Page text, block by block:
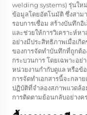
welding systems) รุ่นให
ข้อมูลโดยอัตโนมัติ ซึ่งสาม
รอบการเชื่อม สร้างบันทึก
และช่วยให้การวิเคราะห์ห
อย่างมีประสิทธิภาพเมื่อเกิ
ของการจัดทำบันทึกที่ถูกต้
กระบวนการ โดยเฉพาะอย่
หน่วยงานกำกับดูแล หรือข้
การจัดทำเอกสารนี้จะกลา
ปฏิบัติที่จำลองสภาพแวดล้
การติดตามย้อนกลับอย่างค